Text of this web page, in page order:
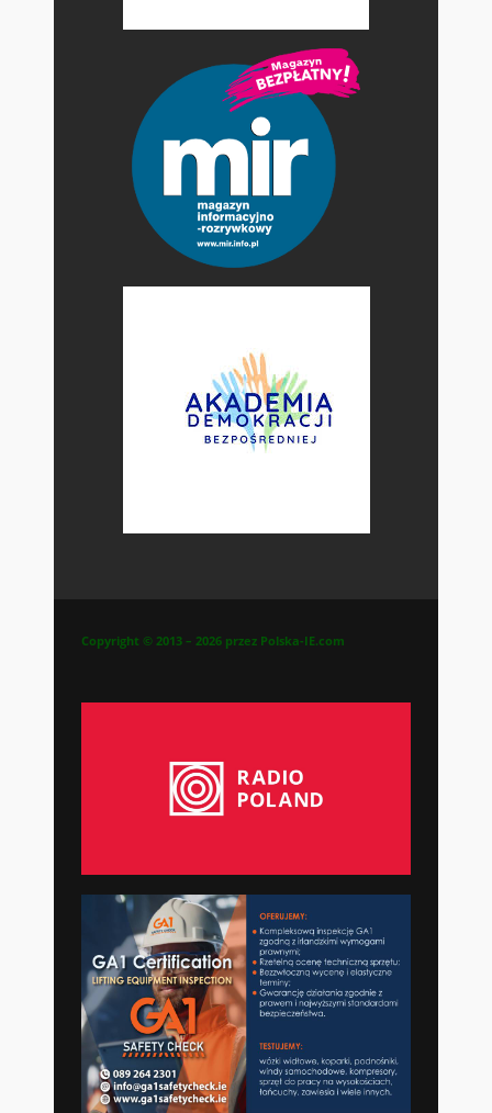
Copyright © 2013 – 2026 przez Polska-IE.com